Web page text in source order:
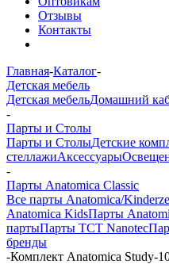
Отзывы
Контакты
Главная-Каталог-
Детская мебель
Детская мебельДомашний
-
Парты и Столы
Парты и СтолыДетские
стеллажиАксессуары
-
Парты Anatomica Classic
Все парты Anatomica/
Anatomica KidsПарты
партыПарты TCT Nanotec
бренды
-Комплект Anatomica Study-